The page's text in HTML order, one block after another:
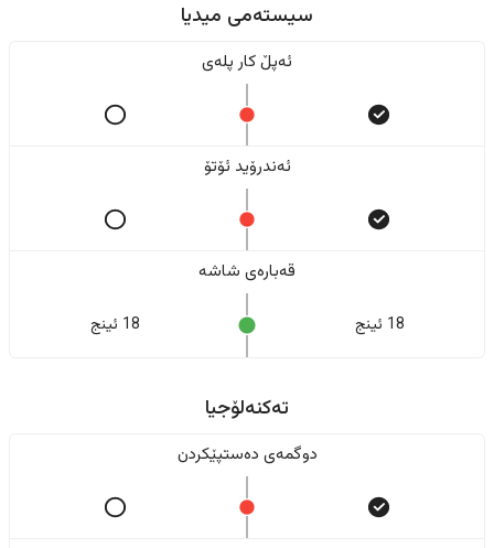
سیستەمی میدیا
ئەپڵ کار پلەی
ئەندرۆید ئۆتۆ
قەبارەی شاشە
18 ئینج 18 ئینج
تەکنەلۆجیا
دوگمەی دەستپێکردن